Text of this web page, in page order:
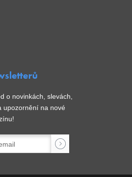
o novinkách, slevách,
upozornění na nové